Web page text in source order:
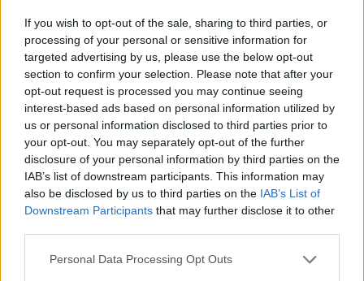
If you wish to opt-out of the sale, sharing to third parties, or
processing of your personal or sensitive information for
targeted advertising by us, please use the below opt-out
section to confirm your selection. Please note that after your
opt-out request is processed you may continue seeing
interest-based ads based on personal information utilized by
us or personal information disclosed to third parties prior to
your opt-out. You may separately opt-out of the further
disclosure of your personal information by third parties on the
IAB’s list of downstream participants. This information may
also be disclosed by us to third parties on the IAB’s List of
Downstream Participants that may further disclose it to other
Personal Data Processing Opt Outs
Partager le fichier
sur le Web et les réseaux
sociaux:
Télécharger le fichier 1TDI_Synth
ese_Principale_V1_2015.docx